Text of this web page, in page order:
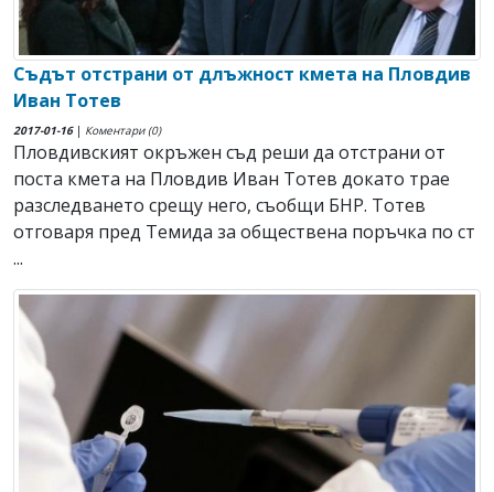
Съдът отстрани от длъжност кмета на Пловдив
Иван Тотев
2017-01-16| Коментари (0)
Пловдивският окръжен съд реши да отстрани от
поста кмета на Пловдив Иван Тотев докато трае
разследването срещу него, съобщи БНР. Тотев
отговаря пред Темида за обществена поръчка по ст
...